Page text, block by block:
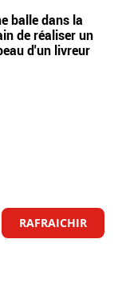
balle dans la
de réaliser un
d'un livreur
RAFRAICHIR